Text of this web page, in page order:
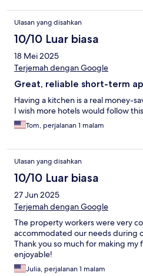
Ulasan yang disahkan
10/10 Luar biasa
18 Mei 2025
Terjemah dengan Google
Great, reliable short-term
Having a kitchen is a real money-
I wish more hotels would follow
Tom, perjalanan 1 malam
Ulasan yang disahkan
10/10 Luar biasa
27 Jun 2025
Terjemah dengan Google
The property workers were very
accommodated our needs during
Thank you so much for making my
enjoyable!
Julia, perjalanan 1 malam